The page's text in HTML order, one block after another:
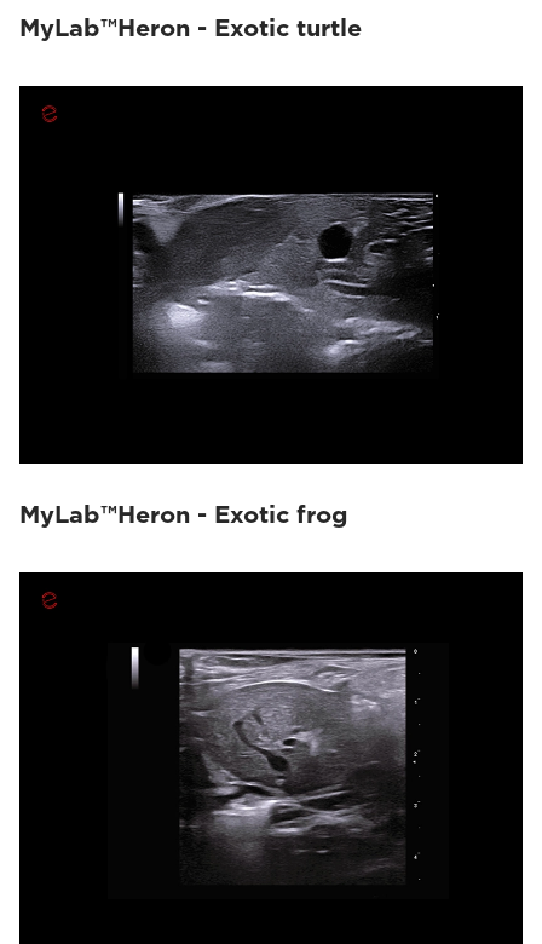
MyLab™Heron - Exotic turtle
MyLab™Heron - Exotic frog